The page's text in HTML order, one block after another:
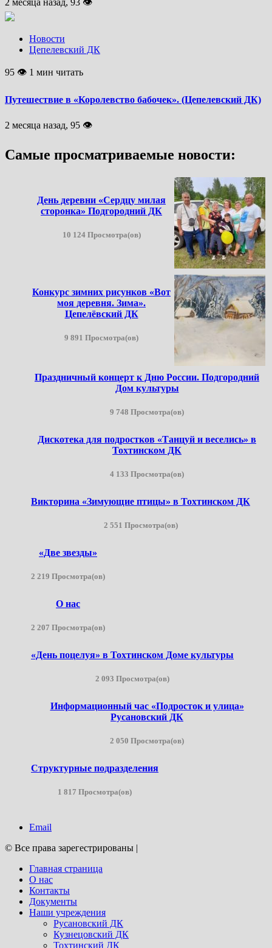
Новости
Цепелевский ДК
95 👁 1 мин читать
Путешествие в «Королевство бабочек». (Цепелевский ДК)
2 месяца назад, 95 👁
Самые просматриваемые новости:
День деревни «Сердцу милая
сторонка» Подгородний ДК
10 124 Просмотра(ов)
Конкурс зимних рисунков «Вот
моя деревня. Зима».
Цепелёвский ДК
9 891 Просмотра(ов)
Праздничный концерт к Дню России. Подгородний
Дом культуры
9 748 Просмотра(ов)
Дискотека для подростков «Танцуй и веселись» в
Тохтинском ДК
4 133 Просмотра(ов)
Викторина «Зимующие птицы» в Тохтинском ДК
2 551 Просмотра(ов)
«Две звезды»
2 219 Просмотра(ов)
О нас
2 207 Просмотра(ов)
«День поцелуя» в Тохтинском Доме культуры
2 093 Просмотра(ов)
Информационный час «Подросток и улица»
Русановский ДК
2 050 Просмотра(ов)
Структурные подразделения
1 817 Просмотра(ов)
Email
© Все права зарегестрированы |
Главная страница
О нас
Контакты
Документы
Наши учреждения
Русановский ДК
Кузнецовский ДК
Тохтинский ДК